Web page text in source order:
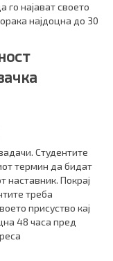
го најават своето
најдоцна до 30
Студентите
термин да бидат
наставник. Покрај
треба
присуство кај
48 часа пред